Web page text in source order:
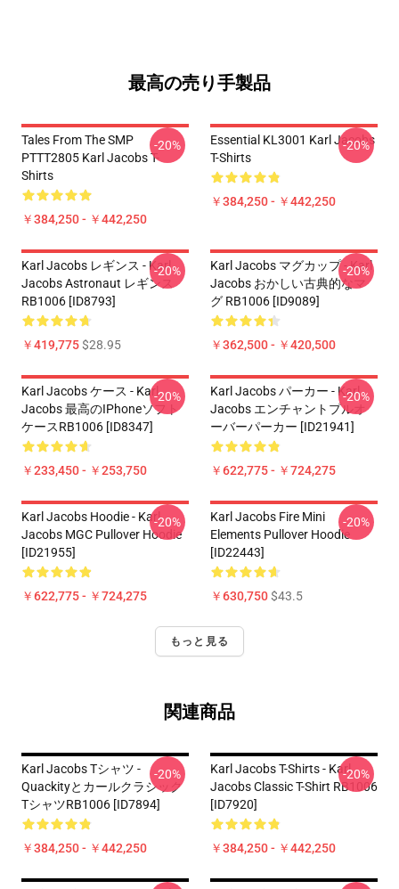
最高の売り手製品
Tales From The SMP
PTTT2805 Karl Jacobs T-
Shirts
￥384,250 - ￥442,250
-20%
Essential KL3001 Karl Jacobs
T-Shirts
￥384,250 - ￥442,250
-20%
Karl Jacobs レギンス - Karl
Jacobs Astronaut レギンス
RB1006 [ID8793]
￥419,775$28.95
-20%
Karl Jacobs マグカップ - Karl
Jacobs おかしい古典的なマ
グ RB1006 [ID9089]
￥362,500 - ￥420,500
-20%
Karl Jacobs ケース - Karl
Jacobs 最高のiPhoneソフト
ケースRB1006 [ID8347]
￥233,450 - ￥253,750
-20%
Karl Jacobs パーカー - Karl
Jacobs エンチャントプルオ
ーバーパーカー [ID21941]
￥622,775 - ￥724,275
-20%
Karl Jacobs Hoodie - Karl
Jacobs MGC Pullover Hoodie
[ID21955]
￥622,775 - ￥724,275
-20%
Karl Jacobs Fire Mini
Elements Pullover Hoodie
[ID22443]
￥630,750$43.5
-20%
もっと見る
関連商品
Karl Jacobs Tシャツ -
Quackityとカールクラシック
TシャツRB1006 [ID7894]
￥384,250 - ￥442,250
-20%
Karl Jacobs T-Shirts - Karl
Jacobs Classic T-Shirt RB1006
[ID7920]
￥384,250 - ￥442,250
-20%